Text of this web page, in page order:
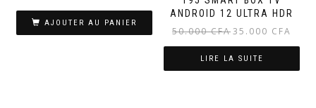
initial
était :
est :
40.000 CFA.
AJOUTER AU PANIER
ANDROID 12 ULTRA HDR
50.000CFA Le
initial
était :
35.000 CFA
est :
LIRE LA SUITE